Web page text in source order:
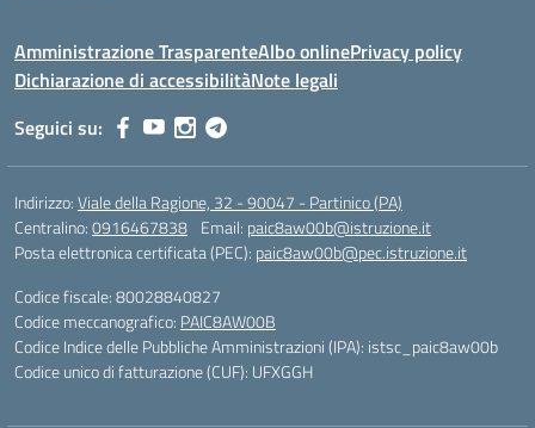
Amministrazione TrasparenteAlbo onlinePrivacy policy
Dichiarazione di accessibilitàNote legali
Seguici su:
Indirizzo:Viale della Ragione, 32 - 90047 - Partinico (PA)
Centralino:0916467838 Email: paic8aw00b@istruzione.it
Posta elettronica certificata (PEC): paic8aw00b@pec.istruzione.it
Codice fiscale: 80028840827
Codice meccanografico: PAIC8AW00B
Codice Indice delle Pubbliche Amministrazioni (IPA): istsc_paic8aw00b
Codice unico di fatturazione (CUF): UFXGGH